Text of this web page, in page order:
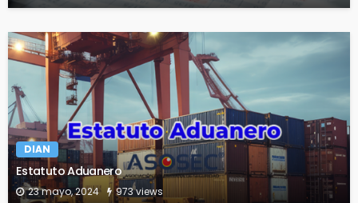
DIAN
Estatuto Aduanero
23 mayo, 2024 973 views